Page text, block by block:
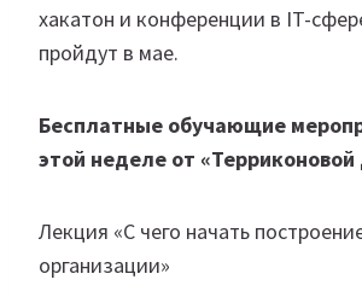
хакатон и конференции в IT-
пройдут в мае.
Бесплатные обучающие
этой неделе от
Лекция «С чего начать
организации»